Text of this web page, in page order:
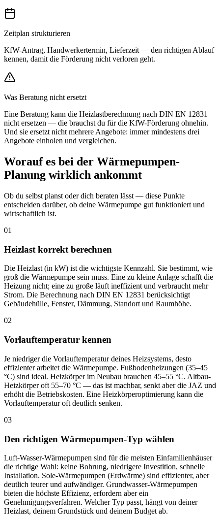
Zeitplan strukturieren
KfW-Antrag, Handwerkertermin, Lieferzeit — den richtigen Ablauf
kennen, damit die Förderung nicht verloren geht.
Was Beratung nicht ersetzt
Eine Beratung kann die Heizlastberechnung nach DIN EN 12831
nicht ersetzen — die brauchst du für die KfW-Förderung ohnehin.
Und sie ersetzt nicht mehrere Angebote: immer mindestens drei
Angebote einholen und vergleichen.
Worauf es bei der Wärmepumpen-
Planung wirklich ankommt
Ob du selbst planst oder dich beraten lässt — diese Punkte
entscheiden darüber, ob deine Wärmepumpe gut funktioniert und
wirtschaftlich ist.
01
Heizlast korrekt berechnen
Die Heizlast (in kW) ist die wichtigste Kennzahl. Sie bestimmt, wie
groß die Wärmepumpe sein muss. Eine zu kleine Anlage schafft die
Heizung nicht; eine zu große läuft ineffizient und verbraucht mehr
Strom. Die Berechnung nach DIN EN 12831 berücksichtigt
Gebäudehülle, Fenster, Dämmung, Standort und Raumhöhe.
02
Vorlauftemperatur kennen
Je niedriger die Vorlauftemperatur deines Heizsystems, desto
effizienter arbeitet die Wärmepumpe. Fußbodenheizungen (35–45
°C) sind ideal. Heizkörper im Neubau brauchen 45–55 °C. Altbau-
Heizkörper oft 55–70 °C — das ist machbar, senkt aber die JAZ und
erhöht die Betriebskosten. Eine Heizkörperoptimierung kann die
Vorlauftemperatur oft deutlich senken.
03
Den richtigen Wärmepumpen-Typ wählen
Luft-Wasser-Wärmepumpen sind für die meisten Einfamilienhäuser
die richtige Wahl: keine Bohrung, niedrigere Investition, schnelle
Installation. Sole-Wärmepumpen (Erdwärme) sind effizienter, aber
deutlich teurer und aufwändiger. Grundwasser-Wärmepumpen
bieten die höchste Effizienz, erfordern aber ein
Genehmigungsverfahren. Welcher Typ passt, hängt von deiner
Heizlast, deinem Grundstück und deinem Budget ab.